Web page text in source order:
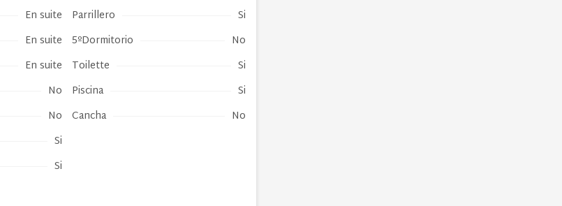
En suite
En suite
En suite
No
No
Si
Si
Parrillero
Si
5ºDormitorio
No
Toilette
Si
Piscina
Si
Cancha
No